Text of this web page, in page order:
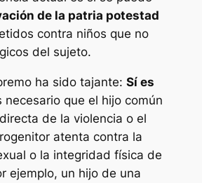
de la patria potestad
contra niños que no
del sujeto.
ha sido tajante: Sí es
necesario que el hijo común
de la violencia o el
atenta contra la
o la integridad física de
ejemplo, un hijo de una